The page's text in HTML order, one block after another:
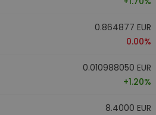
0.864877 EUR
0.00%
0.010988050 EUR
+1.20%
8.4000 EUR